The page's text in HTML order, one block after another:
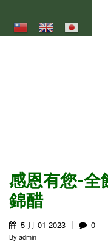
感恩有您-全
錦醋
5 月 01 2023 0
By admin